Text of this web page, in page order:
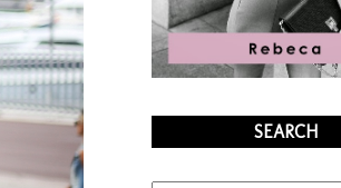
SEARCH